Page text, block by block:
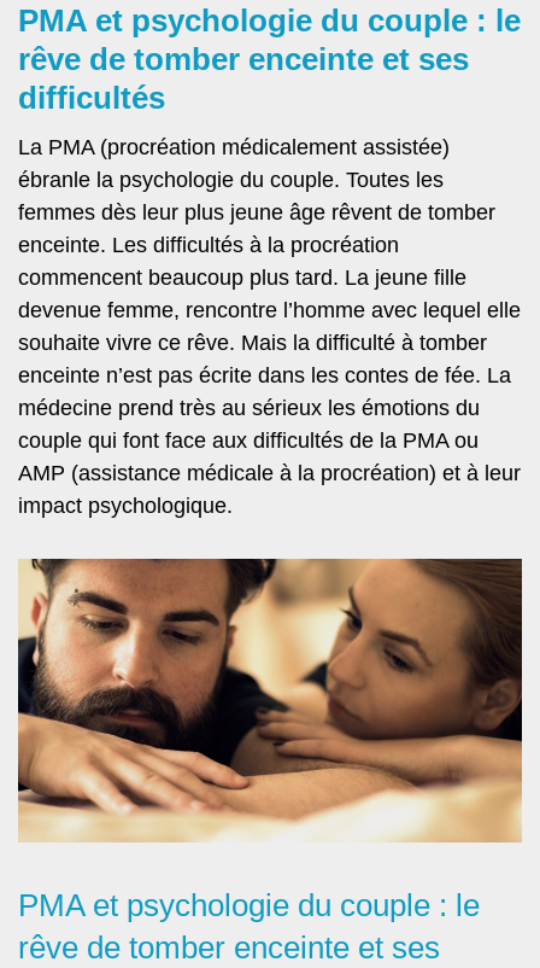
PMA et psychologie du couple : le
rêve de tomber enceinte et ses
difficultés
La PMA (procréation médicalement assistée)
ébranle la psychologie du couple. Toutes les
femmes dès leur plus jeune âge rêvent de tomber
enceinte. Les difficultés à la procréation
commencent beaucoup plus tard. La jeune fille
devenue femme, rencontre l’homme avec lequel elle
souhaite vivre ce rêve. Mais la difficulté à tomber
enceinte n’est pas écrite dans les contes de fée. La
médecine prend très au sérieux les émotions du
couple qui font face aux difficultés de la PMA ou
AMP (assistance médicale à la procréation) et à leur
impact psychologique.
PMA et psychologie du couple : le
rêve de tomber enceinte et ses